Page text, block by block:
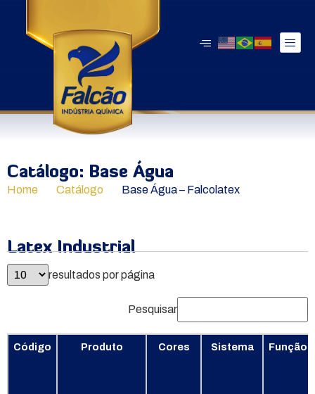
Catálogo: Base Água
Home Catálogo Base Água – Falcolatex
Latex Industrial
resultados por página
Pesquisar
Código Produto Cores Sistema Função